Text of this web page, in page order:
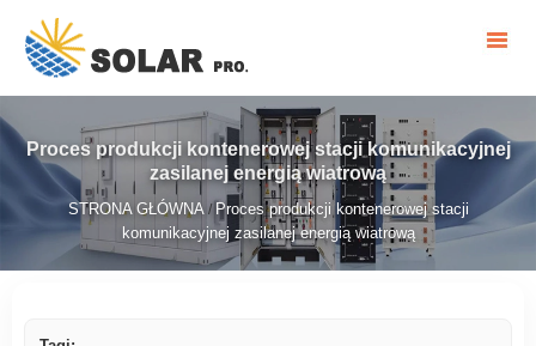
Proces produkcji kontenerowej stacji komunikacyjnej
zasilanej energią wiatrową
STRONA GŁÓWNA/ Proces produkcji kontenerowej stacji
komunikacyjnej zasilanej energią wiatrową